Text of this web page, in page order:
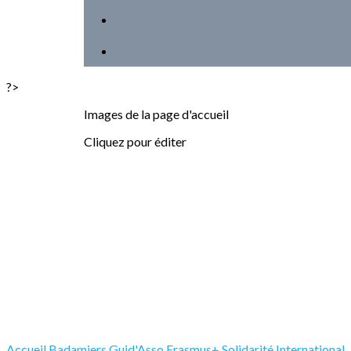
?>
Images de la page d'accueil
Cliquez pour éditer